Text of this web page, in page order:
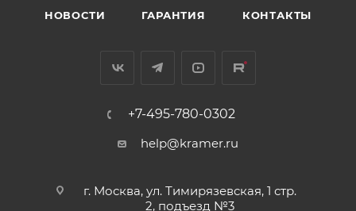
НОВОСТИ ГАРАНТИЯ КОНТАКТЫ
+7-495-780-0302
help@kramer.ru
г. Москва, ул. Тимирязевская, 1 стр.
2, подъезд №3